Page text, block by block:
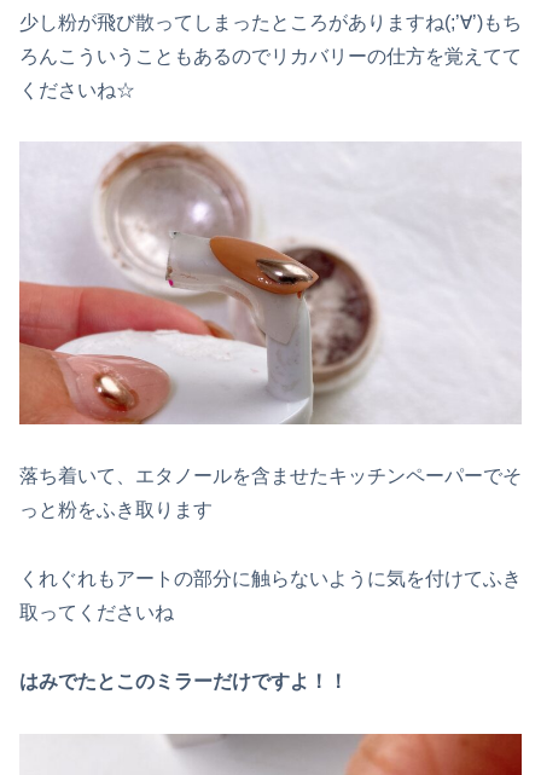
少し粉が飛び散ってしまったところがありますね(;’∀’)もち
ろんこういうこともあるのでリカバリーの仕方を覚えてて
くださいね☆
落ち着いて、エタノールを含ませたキッチンペーパーでそ
っと粉をふき取ります
くれぐれもアートの部分に触らないように気を付けてふき
取ってくださいね
はみでたとこのミラーだけですよ！！